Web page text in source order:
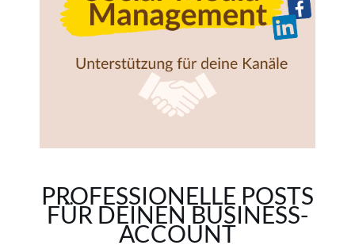
PROFESSIONELLE POSTS
FÜR DEINEN BUSINESS-
ACCOUNT